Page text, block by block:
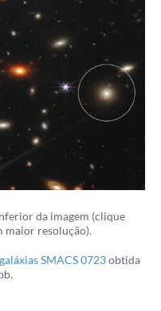
da imagem (clique
maior resolução).
SMACS 0723obtida